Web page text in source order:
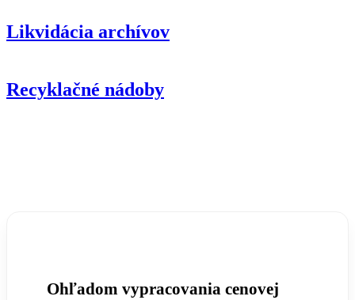
Likvidácia archívov
Recyklačné nádoby
Ohľadom vypracovania cenovej